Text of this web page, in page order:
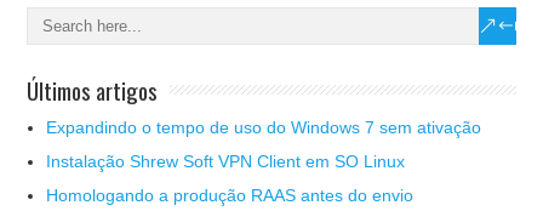
Últimos artigos
Expandindo o tempo de uso do Windows 7 sem ativação
Instalação Shrew Soft VPN Client em SO Linux
Homologando a produção RAAS antes do envio